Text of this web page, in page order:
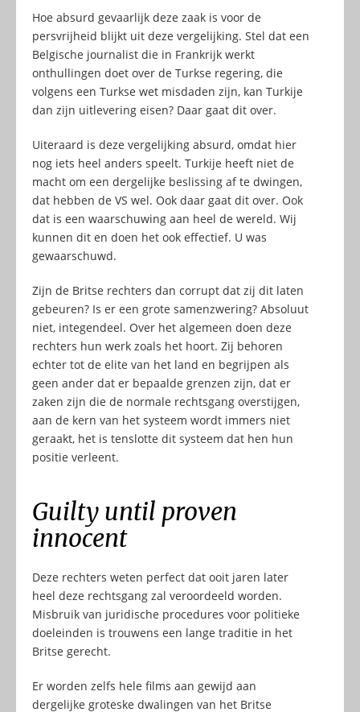
Hoe absurd gevaarlijk deze zaak is voor de
persvrijheid blijkt uit deze vergelijking. Stel dat een
Belgische journalist die in Frankrijk werkt
onthullingen doet over de Turkse regering, die
volgens een Turkse wet misdaden zijn, kan Turkije
dan zijn uitlevering eisen? Daar gaat dit over.
Uiteraard is deze vergelijking absurd, omdat hier
nog iets heel anders speelt. Turkije heeft niet de
macht om een dergelijke beslissing af te dwingen,
dat hebben de VS wel. Ook daar gaat dit over. Ook
dat is een waarschuwing aan heel de wereld. Wij
kunnen dit en doen het ook effectief. U was
gewaarschuwd.
Zijn de Britse rechters dan corrupt dat zij dit laten
gebeuren? Is er een grote samenzwering? Absoluut
niet, integendeel. Over het algemeen doen deze
rechters hun werk zoals het hoort. Zij behoren
echter tot de elite van het land en begrijpen als
geen ander dat er bepaalde grenzen zijn, dat er
zaken zijn die de normale rechtsgang overstijgen,
aan de kern van het systeem wordt immers niet
geraakt, het is tenslotte dit systeem dat hen hun
positie verleent.
Guilty until proven
innocent
Deze rechters weten perfect dat ooit jaren later
heel deze rechtsgang zal veroordeeld worden.
Misbruik van juridische procedures voor politieke
doeleinden is trouwens een lange traditie in het
Britse gerecht.
Er worden zelfs hele films aan gewijd aan
dergelijke groteske dwalingen van het Britse